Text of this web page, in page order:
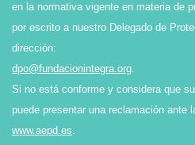
en la normativa vigente en materia de
por escrito a nuestro Delegado de
dirección:
dpo@fundacionintegra.org.
Si no está conforme y considera que
puede presentar una reclamación ante
www.aepd.es.